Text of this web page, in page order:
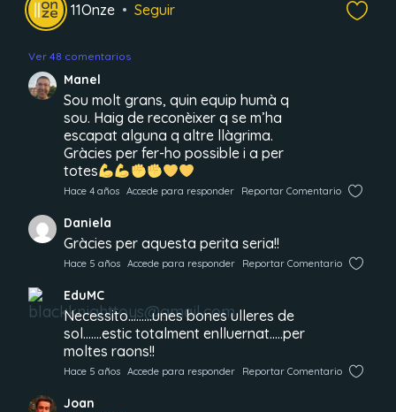
11Onze Seguir
Ver 48 comentarios
Manel
Sou molt grans, quin equip humà q
sou. Haig de reconèixer q se m’ha
escapat alguna q altre llàgrima.
Gràcies per fer-ho possible i a per
totes
Hace 4 años Accede para responder Reportar Comentario
Daniela
Gràcies per aquesta perita seria!!
Hace 5 años Accede para responder Reportar Comentario
EduMC
Necessito………unes bones ulleres de
sol…….estic totalment enlluernat…..per
moltes raons!!
Hace 5 años Accede para responder Reportar Comentario
Joan